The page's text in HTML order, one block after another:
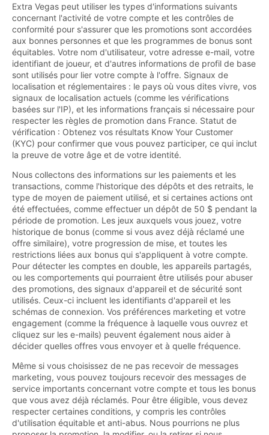
Extra Vegas peut utiliser les types d'informations suivants
concernant l'activité de votre compte et les contrôles de
conformité pour s'assurer que les promotions sont accordées
aux bonnes personnes et que les programmes de bonus sont
équitables. Votre nom d'utilisateur, votre adresse e-mail, votre
identifiant de joueur, et d'autres informations de profil de base
sont utilisés pour lier votre compte à l'offre. Signaux de
localisation et réglementaires : le pays où vous dites vivre, vos
signaux de localisation actuels (comme les vérifications
basées sur l'IP), et les informations français si nécessaire pour
respecter les règles de promotion dans France. Statut de
vérification : Obtenez vos résultats Know Your Customer
(KYC) pour confirmer que vous pouvez participer, ce qui inclut
la preuve de votre âge et de votre identité.
Nous collectons des informations sur les paiements et les
transactions, comme l'historique des dépôts et des retraits, le
type de moyen de paiement utilisé, et si certaines actions ont
été effectuées, comme effectuer un dépôt de 50 $ pendant la
période de promotion. Les jeux auxquels vous jouez, votre
historique de bonus (comme si vous avez déjà réclamé une
offre similaire), votre progression de mise, et toutes les
restrictions liées aux bonus qui s'appliquent à votre compte.
Pour détecter les comptes en double, les appareils partagés,
ou les comportements qui pourraient être utilisés pour abuser
des promotions, des signaux d'appareil et de sécurité sont
utilisés. Ceux-ci incluent les identifiants d'appareil et les
schémas de connexion. Vos préférences marketing et votre
engagement (comme la fréquence à laquelle vous ouvrez et
cliquez sur les e-mails) peuvent également nous aider à
décider quelles offres vous envoyer et à quelle fréquence.
Même si vous choisissez de ne pas recevoir de messages
marketing, vous pouvez toujours recevoir des messages de
service importants concernant votre compte et tous les bonus
que vous avez déjà réclamés. Pour être éligible, vous devez
respecter certaines conditions, y compris les contrôles
d'utilisation équitable et anti-abus. Nous pourrions ne plus